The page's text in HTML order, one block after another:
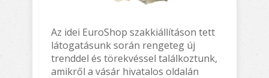
Az idei EuroShop szakkiállításon tett
látogatásunk során rengeteg új
trenddel és törekvéssel találkoztunk,
amikről a vásár hivatalos oldalán